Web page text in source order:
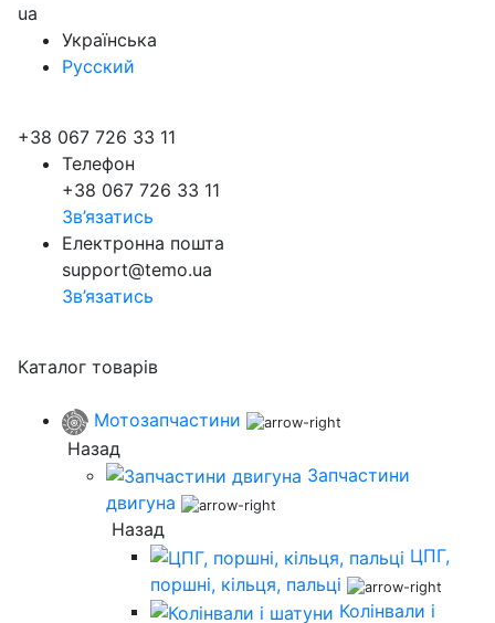
ua
Українська
Русский
+38 067 726 33 11
Телефон
+38 067 726 33 11
Зв’язатись
Електронна пошта
support@temo.ua
Зв’язатись
Каталог товарів
Мотозапчастини
Назад
Запчастини
двигуна
Назад
ЦПГ,
поршні, кільця, пальці
Колінвали і